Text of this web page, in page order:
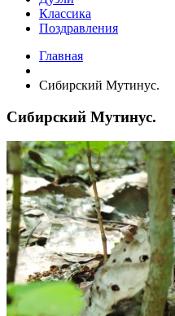
Классика
Поздравления
Главная
Сибирский Мутинус.
Сибирский Мутинус.